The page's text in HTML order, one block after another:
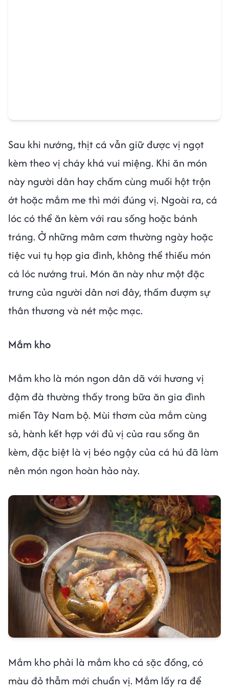
Sau khi nướng, thịt cá vẫn giữ được vị ngọt
kèm theo vị cháy khá vui miệng. Khi ăn món
này người dân hay chấm cùng muối hột trộn
ớt hoặc mắm me thì mới đúng vị. Ngoài ra, cá
lóc có thể ăn kèm với rau sống hoặc bánh
tráng. Ở những mâm cơm thường ngày hoặc
tiệc vui tụ họp gia đình, không thể thiếu món
cá lóc nướng trui. Món ăn này như một đặc
trưng của người dân nơi đây, thấm đượm sự
thân thương và nét mộc mạc.
Mắm kho
Mắm kho là món ngon dân dã với hương vị
đậm đà thường thấy trong bữa ăn gia đình
miền Tây Nam bộ. Mùi thơm của mắm cùng
sả, hành kết hợp với đủ vị của rau sống ăn
kèm, đặc biệt là vị béo ngậy của cá hú đã làm
nên món ngon hoàn hảo này.
Mắm kho phải là mắm kho cá sặc đồng, có
màu đỏ thẫm mới chuẩn vị. Mắm lấy ra để